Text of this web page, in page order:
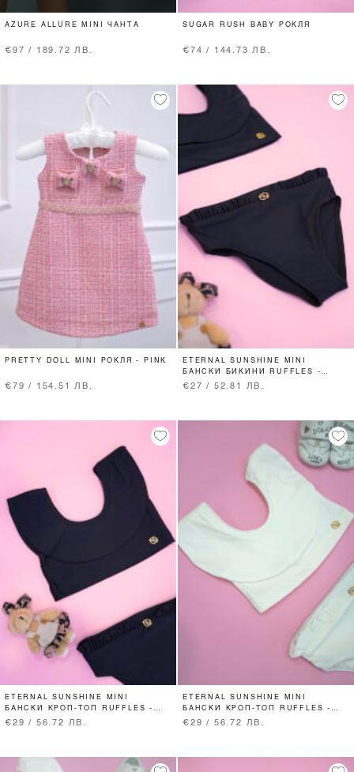
AZURE ALLURE MINI ЧАНТА
€97 / 189.72 ЛВ.
SUGAR RUSH BABY РОКЛЯ
€74 / 144.73 ЛВ.
PRETTY DOLL MINI РОКЛЯ - PINK
€79 / 154.51 ЛВ.
ETERNAL SUNSHINE MINI
БАНСКИ БИКИНИ RUFFLES -
BLACK
€27 / 52.81 ЛВ.
ETERNAL SUNSHINE MINI
БАНСКИ КРОП-ТОП RUFFLES -
BLACK
€29 / 56.72 ЛВ.
ETERNAL SUNSHINE MINI
БАНСКИ КРОП-ТОП RUFFLES -
ECRU
€29 / 56.72 ЛВ.